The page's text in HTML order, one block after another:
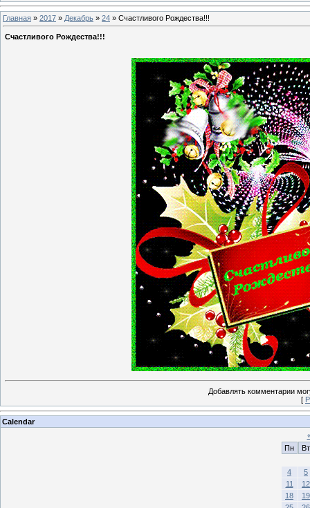
Главная » 2017 » Декабрь » 24 » Счастливого Рождества!!!
Счастливого Рождества!!!
Добавлять комментарии
[
Calendar
Пн
Вт
4
5
11
12
18
19